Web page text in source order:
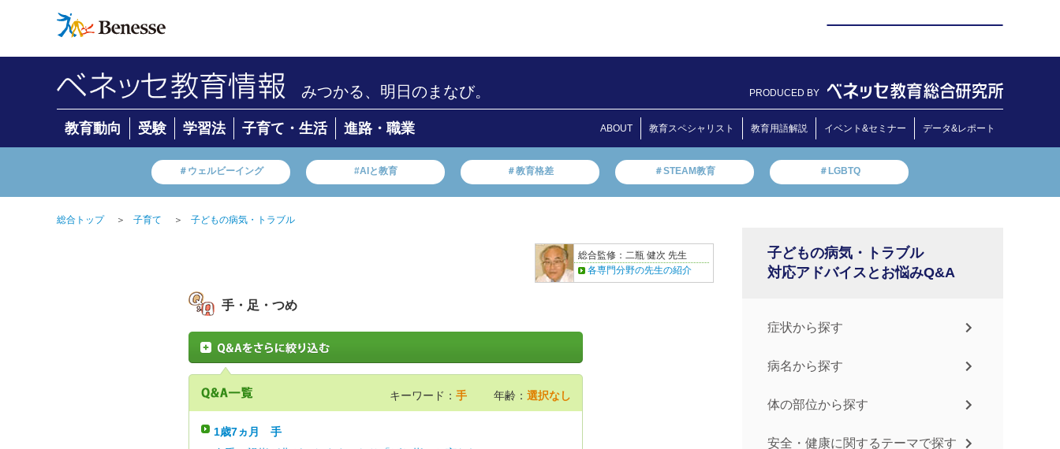
みつかる、明日のまなび。 PRODUCED BY
教育動向 受験 学習法 子育て・生活 進路・職業 ABOUT 教育スペシャリスト 教育用語解説 イベント&セミナー データ&レポート
＃ウェルビーイング #AIと教育 ＃教育格差 ＃STEAM教育 ＃LGBTQ
総合トップ ＞ 子育て ＞ 子どもの病気・トラブル
総合監修：二瓶 健次 先生
各専門分野の先生の紹介
手・足・つめ
キーワード： 手 年齢： 選択なし
1歳7ヵ月
手
子どもの病気・トラブル
対応アドバイスとお悩みQ&A
症状から探す
病名から探す
体の部位から探す
安全・健康に関するテーマで探す